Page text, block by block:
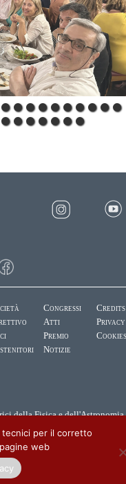
Congressi
Atti
Premio
Notizie
Credits
Privacy
della Fisica e dell'Astronomia
per il corretto
web